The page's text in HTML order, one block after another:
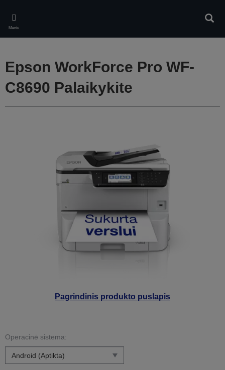
main
content
Meniu
Pagrindinis produkto puslapis
Epson WorkForce Pro WF-
C8690 Palaikykite
Operacinė sistema: